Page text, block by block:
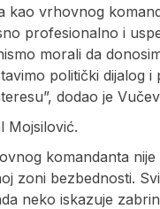
kao vrhovnog
profesionalno i
morali da
politički dijalog
dodao je
Mojsilović.
komandanta
zoni bezbednosti.
neko iskazuje